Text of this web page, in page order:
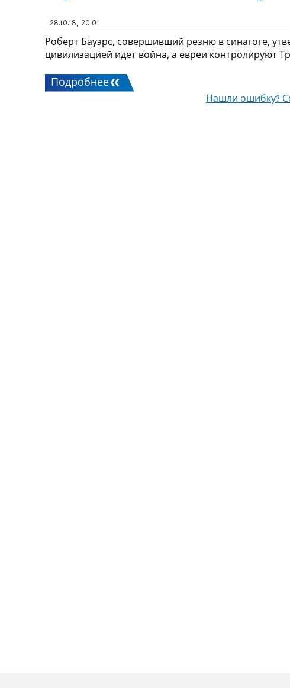
28.10.18, 20:01
Роберт Бауэрс, совершивший резню в синагоге,
цивилизацией идет война, а евреи контролируют
Подробнее
Нашли ошибку?